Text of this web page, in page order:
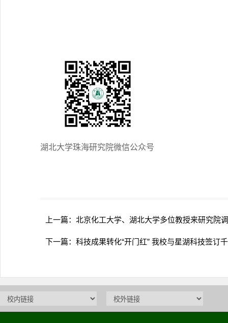
湖北大学珠海研究院微信公众号
上一篇： 北京化工大学、湖北大学多位教授来研究院
下一篇： 科技成果转化“开门红” 我校与星湖科技签